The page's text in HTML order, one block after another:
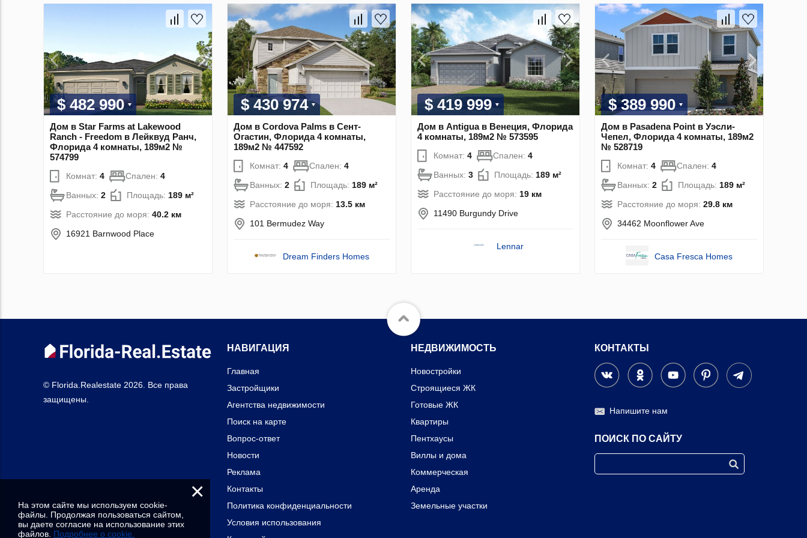
$ 482 990
Дом в Star Farms at Lakewood
Ranch - Freedom в Лейквуд Ранч,
Флорида 4 комнаты, 189м2 №
574799
Комнат: 4 Спален: 4
Ванных: 2 Площадь: 189 м²
Расстояние до моря: 40.2 км
16921 Barnwood Place
$ 430 974
Дом в Cordova Palms в Сент-
Огастин, Флорида 4 комнаты,
189м2 № 447592
Комнат: 4 Спален: 4
Ванных: 2 Площадь: 189 м²
Расстояние до моря: 13.5 км
101 Bermudez Way
Dream Finders Homes
$ 419 999
Дом в Antigua в Венеция, Флорида
4 комнаты, 189м2 № 573595
Комнат: 4 Спален: 4
Ванных: 3 Площадь: 189 м²
Расстояние до моря: 19 км
11490 Burgundy Drive
Lennar
$ 389 990
Дом в Pasadena Point в Уэсли-
Чепел, Флорида 4 комнаты, 189м2
№ 528719
Комнат: 4 Спален: 4
Ванных: 2 Площадь: 189 м²
Расстояние до моря: 29.8 км
34462 Moonflower Ave
Casa Fresca Homes
© Florida.Realestate 2026. Все права
защищены.
НАВИГАЦИЯ
Главная
Застройщики
Агентства недвижимости
Поиск на карте
Вопрос-ответ
Новости
Реклама
Контакты
Политика конфиденциальности
Условия использования
НЕДВИЖИМОСТЬ
Новостройки
Строящиеся ЖК
Готовые ЖК
Квартиры
Пентхаусы
Виллы и дома
Коммерческая
Аренда
Земельные участки
КОНТАКТЫ
Напишите нам
ПОИСК ПО САЙТУ
×
На этом сайте мы используем cookie-
файлы. Продолжая пользоваться сайтом,
вы даете согласие на использование этих
файлов. Подробнее о cookie.